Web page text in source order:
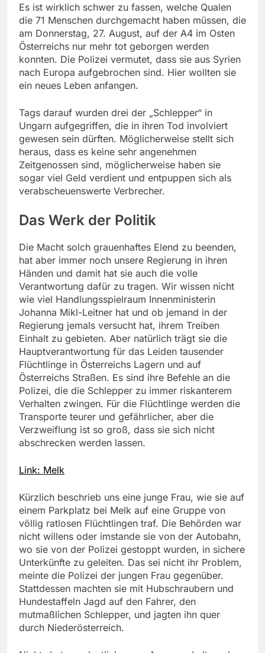
Es ist wirklich schwer zu fassen, welche Qualen
die 71 Menschen durchgemacht haben müssen, die
am Donnerstag, 27. August, auf der A4 im Osten
Österreichs nur mehr tot geborgen werden
konnten. Die Polizei vermutet, dass sie aus Syrien
nach Europa aufgebrochen sind. Hier wollten sie
ein neues Leben anfangen.
Tags darauf wurden drei der „Schlepper“ in
Ungarn aufgegriffen, die in ihren Tod involviert
gewesen sein dürften. Möglicherweise stellt sich
heraus, dass es keine sehr angenehmen
Zeitgenossen sind, möglicherweise haben sie
sogar viel Geld verdient und entpuppen sich als
verabscheuenswerte Verbrecher.
Das Werk der Politik
Die Macht solch grauenhaftes Elend zu beenden,
hat aber immer noch unsere Regierung in ihren
Händen und damit hat sie auch die volle
Verantwortung dafür zu tragen. Wir wissen nicht
wie viel Handlungsspielraum Innenministerin
Johanna Mikl-Leitner hat und ob jemand in der
Regierung jemals versucht hat, ihrem Treiben
Einhalt zu gebieten. Aber natürlich trägt sie die
Hauptverantwortung für das Leiden tausender
Flüchtlinge in Österreichs Lagern und auf
Österreichs Straßen. Es sind ihre Befehle an die
Polizei, die die Schlepper zu immer riskanterem
Verhalten zwingen. Für die Flüchtlinge werden die
Transporte teurer und gefährlicher, aber die
Verzweiflung ist so groß, dass sie sich nicht
abschrecken werden lassen.
Link: Melk
Kürzlich beschrieb uns eine junge Frau, wie sie auf
einem Parkplatz bei Melk auf eine Gruppe von
völlig ratlosen Flüchtlingen traf. Die Behörden war
nicht willens oder imstande sie von der Autobahn,
wo sie von der Polizei gestoppt wurden, in sichere
Unterkünfte zu geleiten. Das sei nicht ihr Problem,
meinte die Polizei der jungen Frau gegenüber.
Stattdessen machten sie mit Hubschraubern und
Hundestaffeln Jagd auf den Fahrer, den
mutmaßlichen Schlepper, und jagten ihn quer
durch Niederösterreich.